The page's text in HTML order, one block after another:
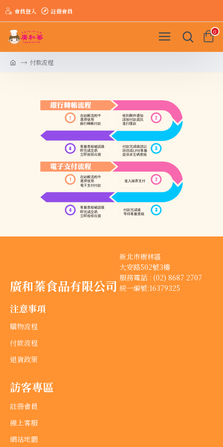
會員登入 註冊會員
0
付款流程
廣和蓁食品有限公司
新北市樹林區
大安路502號3樓
服務電話 : (02) 8687 2707
統一編號:16379325
注意事項
購物流程
付款流程
退貨政策
訪客專區
註冊會員
線上客服
網站地圖